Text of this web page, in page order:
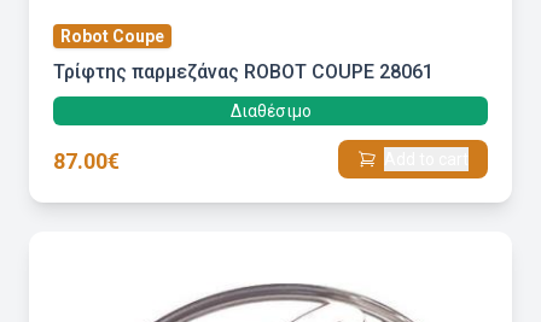
Robot Coupe
Τρίφτης παρμεζάνας ROBOT COUPE 28061
Διαθέσιμο
87.00€